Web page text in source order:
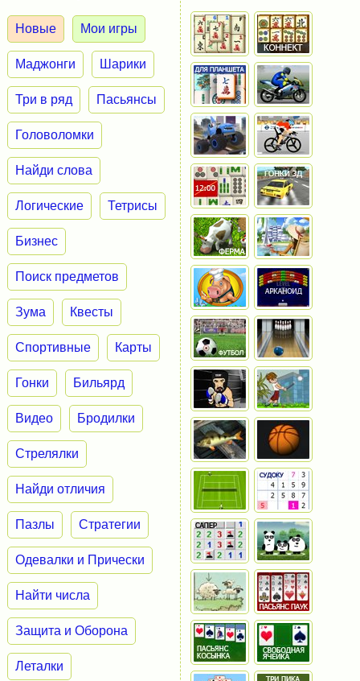
Новые Мои игры
Маджонги Шарики
Три в ряд Пасьянсы
Головоломки
Найди слова
Логические Тетрисы
Бизнес
Поиск предметов
Зума Квесты
Спортивные Карты
Гонки Бильярд
Видео Бродилки
Стрелялки
Найди отличия
Пазлы Стратегии
Одевалки и Прически
Найти числа
Защита и Оборона
Леталки